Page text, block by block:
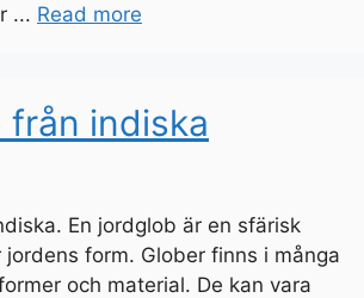
... Read more
från indiska
En jordglob är en sfärisk
form. Glober finns i många
och material. De kan vara